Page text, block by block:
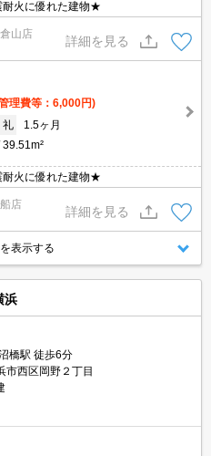
火に優れた建物★
山店
詳細を見る
理費等：6,000円)
礼
1.5ヶ月
39.51m²
火に優れた建物★
店
詳細を見る
表示する
浜
橋駅 徒歩6分
市西区岡野２丁目